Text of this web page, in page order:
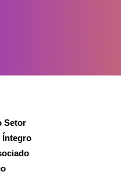
Setor
Íntegro